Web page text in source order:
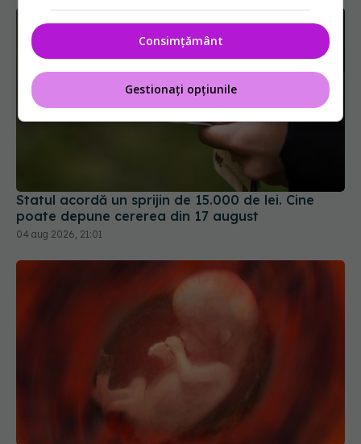
Statul acordă un sprijin de 15.000 de lei. Cine
poate depune cererea din 17 august
04 aug 2026, 21:01
Consimțământ
Gestionați opțiunile